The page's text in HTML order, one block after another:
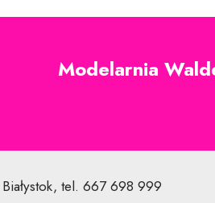
Modelarnia
tel. 667 698 999